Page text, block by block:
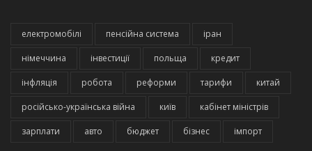
електромобілі пенсійна система іран
німеччина інвестиції польща кредит
інфляція робота реформи тарифи китай
російсько-українська війна київ кабінет міністрів
зарплати авто бюджет бізнес імпорт